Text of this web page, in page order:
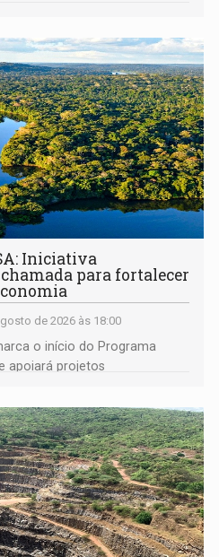
Iniciativa
para fortalecer
de 2026 às 18:00
o início do Programa
apoiará projetos
poderá ser feita até 1º de